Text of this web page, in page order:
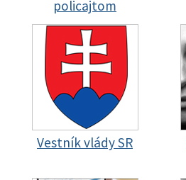
policajtom
Vestník vlády SR